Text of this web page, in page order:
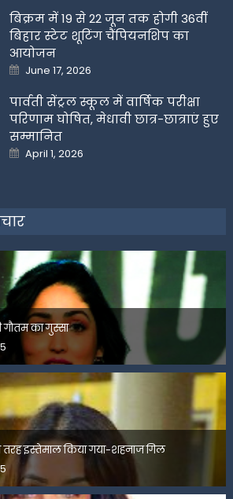
बिक्रम में 19 से 22 जून तक होगी 36वीं
बिहार स्टेट शूटिंग चैंपियनशिप का
आयोजन
Posted
on
June 17, 2026
पार्वती सेंट्रल स्कूल में वार्षिक परीक्षा
परिणाम घोषित, मेधावी छात्र-छात्राएं हुए
सम्मानित
Posted
on
April 1, 2026
गौतम का गुस्सा
इस्तेमाल किया गया-शहनाज गिल